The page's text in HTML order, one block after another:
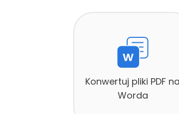
Konwertuj pliki PDF na
Worda